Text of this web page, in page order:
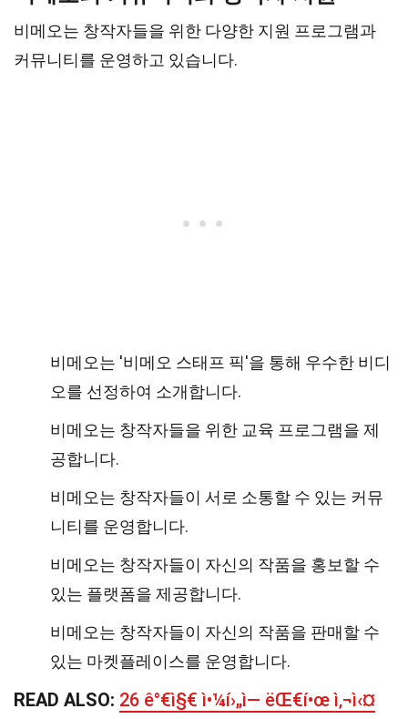
비메오는 창작자들을 위한 다양한 지원 프로그램과
커뮤니티를 운영하고 있습니다.
비메오는 '비메오 스태프 픽'을 통해 우수한 비디
오를 선정하여 소개합니다.
비메오는 창작자들을 위한 교육 프로그램을 제
공합니다.
비메오는 창작자들이 서로 소통할 수 있는 커뮤
니티를 운영합니다.
비메오는 창작자들이 자신의 작품을 홍보할 수
있는 플랫폼을 제공합니다.
비메오는 창작자들이 자신의 작품을 판매할 수
있는 마켓플레이스를 운영합니다.
READ ALSO: 26 ê°€ì§€ ì•¼í›„ì— ëŒ€í•œ ì‚¬ì‹¤